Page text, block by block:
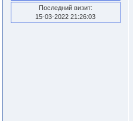
Последний визит:
15-03-2022 21:26:03